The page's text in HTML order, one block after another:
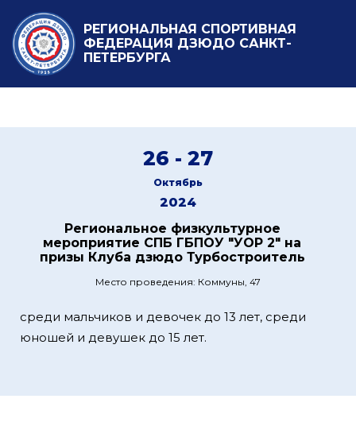
РЕГИОНАЛЬНАЯ СПОРТИВНАЯ
ФЕДЕРАЦИЯ ДЗЮДО САНКТ-
ПЕТЕРБУРГА
26 - 27
Октябрь
2024
Региональное физкультурное
мероприятие СПБ ГБПОУ "УОР 2" на
призы Клуба дзюдо Турбостроитель
Место проведения: Коммуны, 47
среди мальчиков и девочек до 13 лет, среди
юношей и девушек до 15 лет.